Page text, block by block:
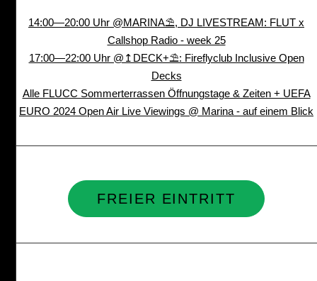
14:00—20:00 Uhr @MARINA⛱, DJ LIVESTREAM: FLUT x
Callshop Radio - week 25
17:00—22:00 Uhr @↥DECK+⛱: Fireflyclub Inclusive Open
Decks
Alle FLUCC Sommerterrassen Öffnungstage & Zeiten + UEFA
EURO 2024 Open Air Live Viewings @ Marina - auf einem Blick
FREIER EINTRITT